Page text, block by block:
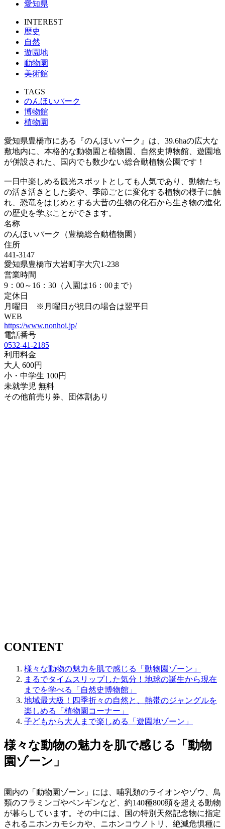
愛知県
INTEREST
歴史
自然
遊園地
動物園
美術館
TAGS
のんほいパーク
博物館
植物園
愛知県豊橋市にある『のんほいパーク』は、39.6haの広大な
敷地内に、本格的な動物園と植物園、自然史博物館、遊園地
が併設された、国内でも数少ない総合動植物公園です！
一日中楽しめる観光スポットとしても人気であり、動物たち
の活き活きとした姿や、季節ごとに変化する植物の様子に触
れ、恐竜をはじめとする大昔の生物の化石から生き物の進化
の歴史を学ぶことができます。
名称
のんほいパーク（豊橋総合動植物園）
住所
441-3147
愛知県豊橋市大岩町字大穴1-238
営業時間
9：00～16：30（入園は16：00まで）
定休日
月曜日 ※月曜日が祝日の場合は翌平日
WEB
https://www.nonhoi.jp/
電話番号
0532-41-2185
利用料金
大人 600円
小・中学生 100円
未就学児 無料
その他前売り券、団体割あり
CONTENT
様々な動物の魅力を肌で感じる「動物園ゾーン」
まるでタイムスリップした気分！地球の誕生から現在
までを学べる「自然史博物館」
地域最大級！四季折々の自然と、熱帯のジャングルを
楽しめる「植物園コーナー」
子どもから大人まで楽しめる「遊園地ゾーン」
様々な動物の魅力を肌で感じる「動物
園ゾーン」
園内の「動物園ゾーン」には、哺乳類のライオンやゾウ、鳥
類のフラミンゴやペンギンなど、約140種800頭を超える動物
が暮らしています。その中には、国の特別天然記念物に指定
されるニホンカモシカや、ニホンコウノトリ、絶滅危惧種に